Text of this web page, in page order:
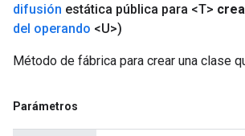
difusión estática pública para <T>
del operando <U>)
Método de fábrica para crear una clase
Parámetros